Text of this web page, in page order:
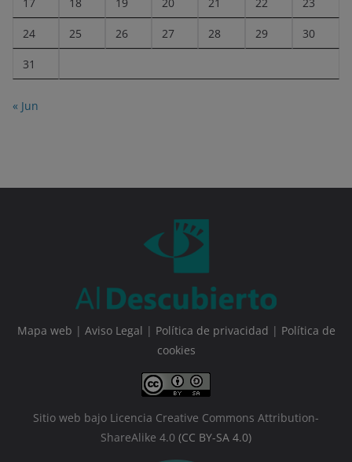
24 25 26 27 28 29 30
31
« Jun
Mapa web | Aviso Legal | Política de privacidad | Política de
cookies
Sitio web bajo Licencia Creative Commons Attribution-
ShareAlike 4.0 (CC BY-SA 4.0)